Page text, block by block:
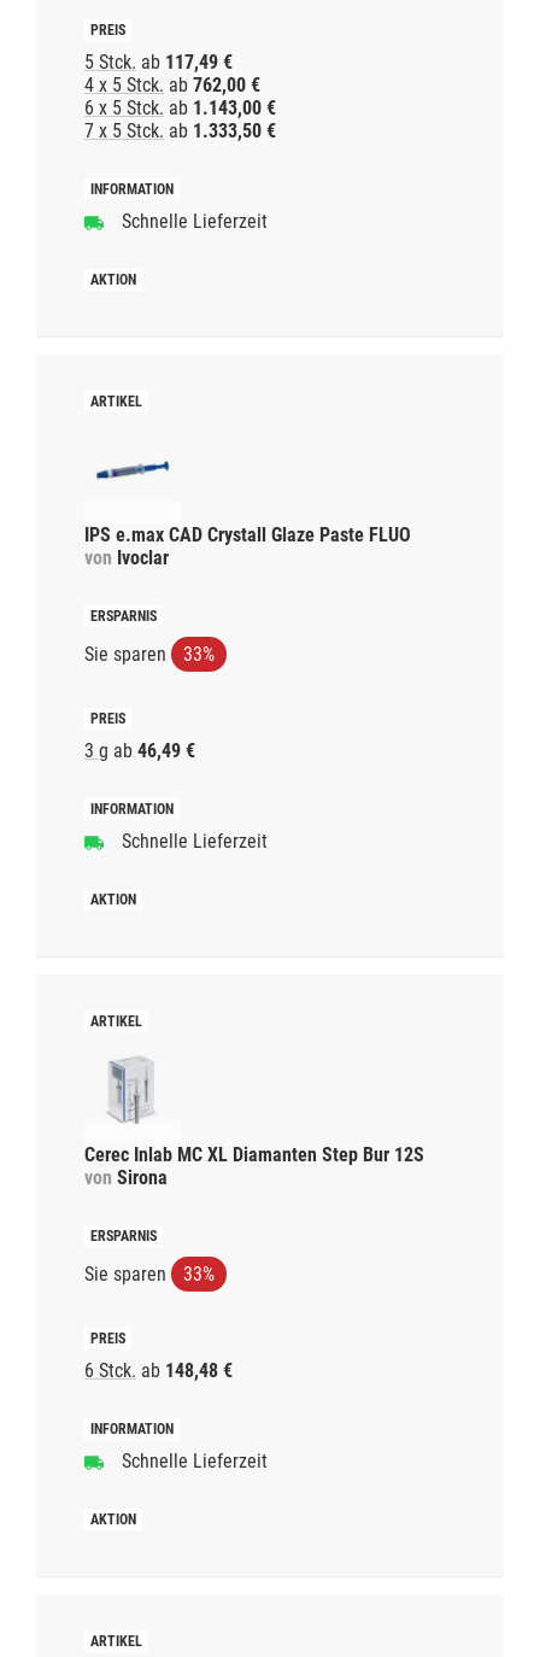
5 Stck. ab 117,49 €
4 x 5 Stck. ab 762,00 €
6 x 5 Stck. ab 1.143,00 €
7 x 5 Stck. ab 1.333,50 €
Schnelle Lieferzeit
IPS e.max CAD Crystall Glaze Paste FLUO
von Ivoclar
Sie sparen 33%
3 g ab 46,49 €
Schnelle Lieferzeit
Cerec Inlab MC XL Diamanten Step Bur 12S
von Sirona
Sie sparen 33%
6 Stck. ab 148,48 €
Schnelle Lieferzeit